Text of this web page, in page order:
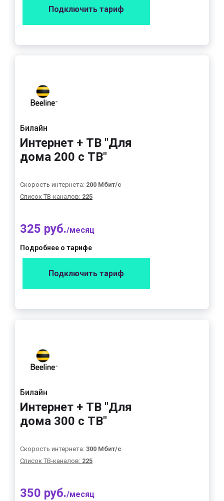
Подключить тариф
Билайн
Интернет + ТВ "Для
дома 200 с ТВ"
Скорость интернета: 200 Мбит/с
Список ТВ-каналов: 225
325 руб./месяц
Подробнее о тарифе
Подключить тариф
Билайн
Интернет + ТВ "Для
дома 300 с ТВ"
Скорость интернета: 300 Мбит/с
Список ТВ-каналов: 225
350 руб./месяц